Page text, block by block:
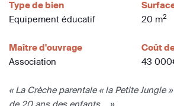
Type de bien
Equipement éducatif
20 m2
Maître d'ouvrage
Association
Coût
43
« La Crèche parentale « la Petite Jungle